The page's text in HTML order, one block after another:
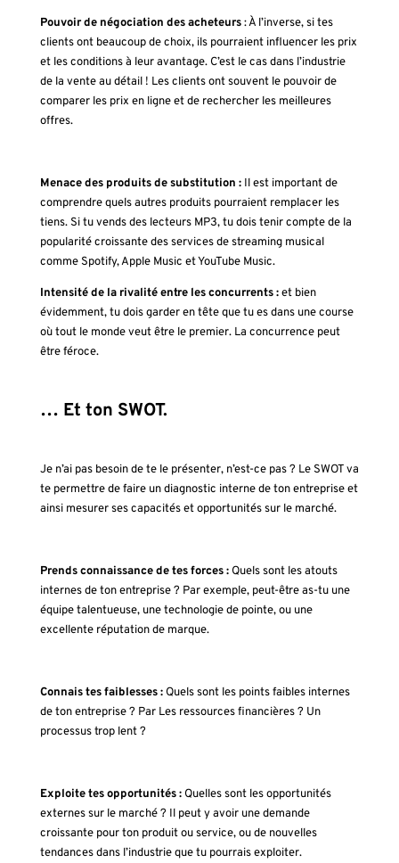
Pouvoir de négociation des acheteurs: À l’inverse, si tes
clients ont beaucoup de choix, ils pourraient influencer les prix
et les conditions à leur avantage. C’est le cas dans l’industrie
de la vente au détail ! Les clients ont souvent le pouvoir de
comparer les prix en ligne et de rechercher les meilleures
offres.
Menace des produits de substitution : Il est important de
comprendre quels autres produits pourraient remplacer les
tiens. Si tu vends des lecteurs MP3, tu dois tenir compte de la
popularité croissante des services de streaming musical
comme Spotify, Apple Music et YouTube Music.
Intensité de la rivalité entre les concurrents :et bien
évidemment, tu dois garder en tête que tu es dans une course
où tout le monde veut être le premier. La concurrence peut
être féroce.
… Et ton SWOT.
Je n’ai pas besoin de te le présenter, n’est-ce pas ? Le SWOT va
te permettre de faire un diagnostic interne de ton entreprise et
ainsi mesurer ses capacités et opportunités sur le marché.
Prends connaissance de tes forces :Quels sont les atouts
internes de ton entreprise ? Par exemple, peut-être as-tu une
équipe talentueuse, une technologie de pointe, ou une
excellente réputation de marque.
Connais tes faiblesses :Quels sont les points faibles internes
de ton entreprise ? Par Les ressources financières ? Un
processus trop lent ?
Exploite tes opportunités :Quelles sont les opportunités
externes sur le marché ? Il peut y avoir une demande
croissante pour ton produit ou service, ou de nouvelles
tendances dans l’industrie que tu pourrais exploiter.